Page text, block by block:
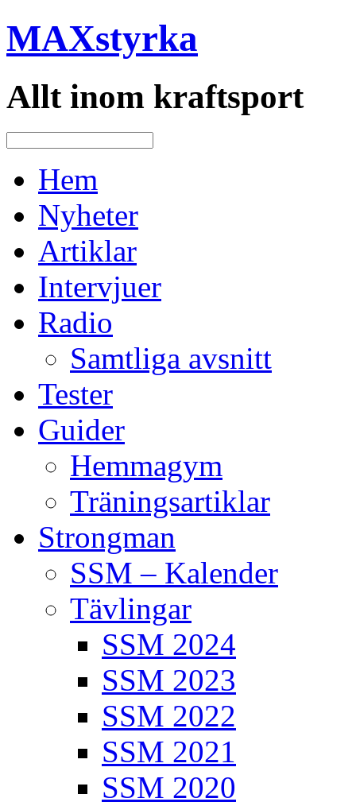
MAXstyrka
Allt inom kraftsport
Hem
Nyheter
Artiklar
Intervjuer
Radio
Samtliga avsnitt
Tester
Guider
Hemmagym
Träningsartiklar
Strongman
SSM – Kalender
Tävlingar
SSM 2024
SSM 2023
SSM 2022
SSM 2021
SSM 2020